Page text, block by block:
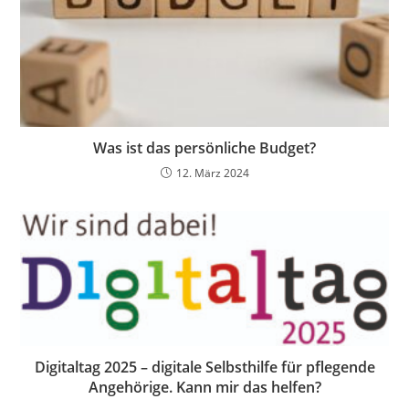
Was ist das persönliche Budget?
12. März 2024
Digitaltag 2025 – digitale Selbsthilfe für pflegende
Angehörige. Kann mir das helfen?